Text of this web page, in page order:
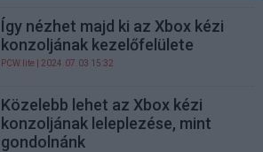
Így nézhet majd ki az Xbox kézi
konzoljának kezelőfelülete
PCW.lite | 2024.07.03 15:32
Közelebb lehet az Xbox kézi
konzoljának leleplezése, mint
gondolnánk